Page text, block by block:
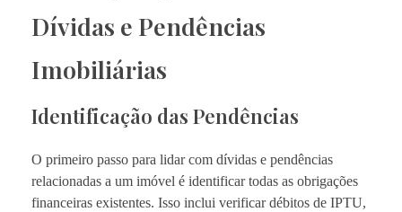
Dívidas e Pendências
Imobiliárias
Identificação das Pendências
O primeiro passo para lidar com dívidas e pendências
relacionadas a um imóvel é identificar todas as obrigações
financeiras existentes. Isso inclui verificar débitos de IPTU,